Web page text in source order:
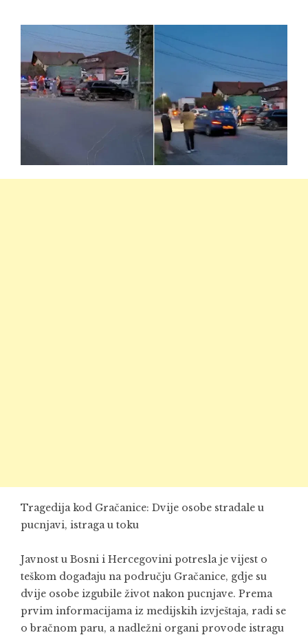
Tragedija kod Gračanice: Dvije osobe stradale u
pucnjavi, istraga u toku
Javnost u Bosni i Hercegovini potresla je vijest o
teškom događaju na području Gračanice, gdje su
dvije osobe izgubile život nakon pucnjave. Prema
prvim informacijama iz medijskih izvještaja, radi se
o bračnom paru, a nadležni organi provode istragu